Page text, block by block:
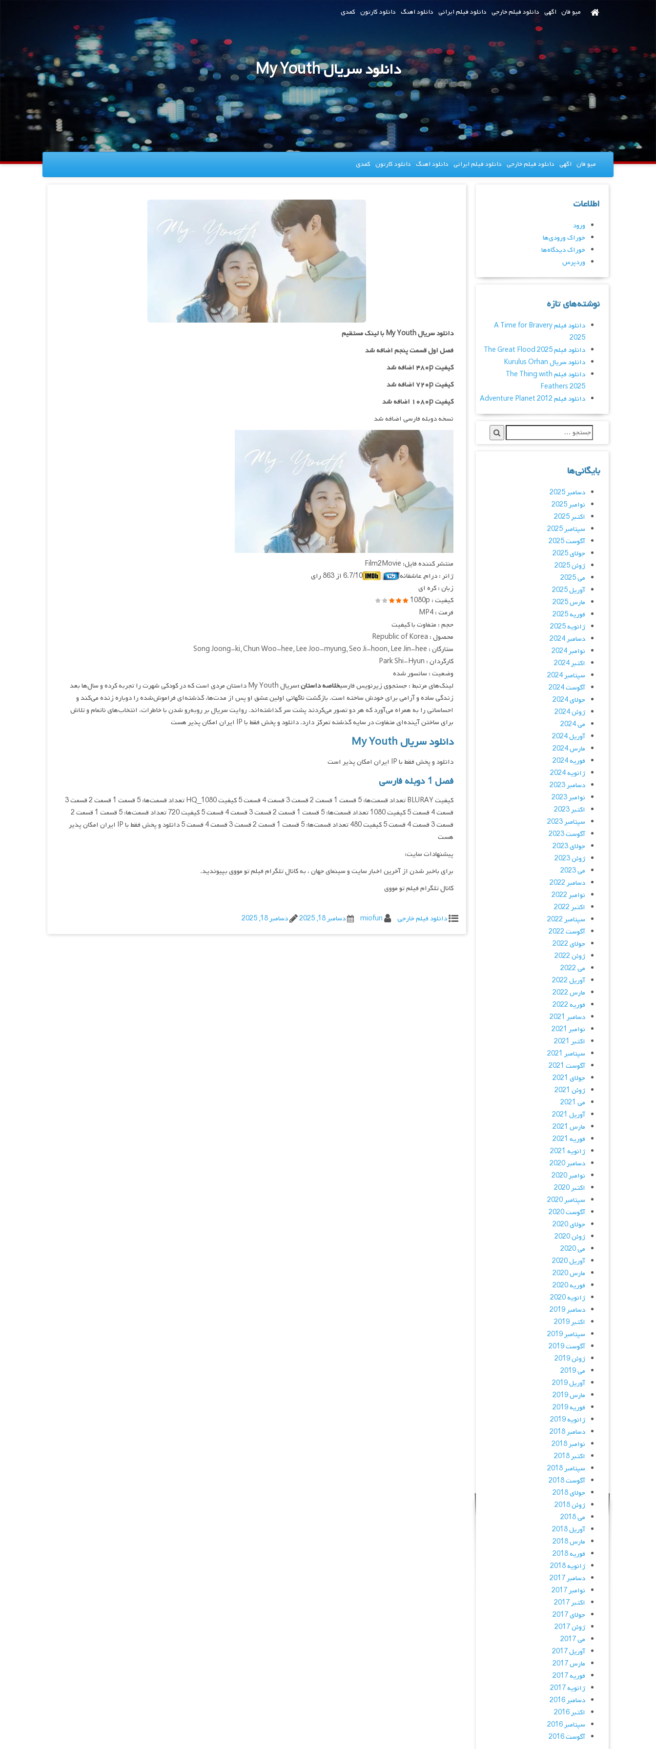
میو فان اگهی دانلود فیلم خارجی دانلود فیلم ایرانی دانلود اهنگ دانلود کارتون کمدی
دانلود سریال My Youth
میو فان اگهی دانلود فیلم خارجی دانلود فیلم ایرانی دانلود اهنگ دانلود کارتون کمدی
دانلود سریال My Youth با لینک مستقیم
فصل اول قسمت پنجم اضافه شد
کیفیت ۴۸۰p اضافه شد
کیفیت ۷۲۰p
اضافه شد
کیفیت ۱۰۸۰p اضافه شد
نسخه دوبله فارسی اضافه شد
منتشر کننده فایل: Film2Movie
ژانر : درام, عاشقانه
6.7/10 از 863 رای
زبان : کره ای
کیفیت : 1080p
فرمت : MP4
حجم : متفاوت با کیفیت
محصول : Republic of Korea
ستارگان : Song Joong-ki, Chun Woo-hee, Lee Joo-myung, Seo Ji-hoon, Lee Jin-hee
کارگردان : Park Shi-Hyun
وضعیت : سانسور شده
لینک‌های مرتبط : جستجوی زیرنویس فارسیخلاصه داستان :
سریال My Youth داستان مردی است که در کودکی شهرت را تجربه کرده و سال‌ها بعد
زندگی ساده و آرامی برای خودش ساخته است. بازگشت ناگهانی اولین عشق او پس از مدت‌ها، گذشته‌ای فراموش‌شده را دوباره زنده می‌کند و
احساساتی را به همراه می‌آورد که هر دو تصور می‌کردند پشت سر گذاشته‌اند. روایت سریال بر روبه‌رو شدن با خاطرات، انتخاب‌های ناتمام و تلاش
برای ساختن آینده‌ای متفاوت در سایه گذشته تمرکز دارد. دانلود و پخش فقط با IP ایران امکان پذیر هست
دانلود سریال My Youth
دانلود و پخش فقط با IP ایران امکان پذیر است
فصل 1 دوبله فارسی
کیفیت BLURAY تعداد قسمت‌ها: 5 قسمت 1 قسمت 2 قسمت 3 قسمت 4 قسمت 5 کیفیت HQ_1080 تعداد قسمت‌ها: 5 قسمت 1 قسمت 2 قسمت 3
قسمت 4 قسمت 5 کیفیت 1080 تعداد قسمت‌ها: 5 قسمت 1 قسمت 2 قسمت 3 قسمت 4 قسمت 5 کیفیت 720 تعداد قسمت‌ها: 5 قسمت 1 قسمت 2
قسمت 3 قسمت 4 قسمت 5 کیفیت 480 تعداد قسمت‌ها: 5 قسمت 1 قسمت 2 قسمت 3 قسمت 4 قسمت 5 دانلود و پخش فقط با IP ایران امکان پذیر
هست
پیشنهادات سایت:
برای باخبر شدن از آخرین اخبار سایت و سینمای جهان ، به کانال تلگرام فیلم تو مووی بپیوندید.
کانال تلگرام فیلم تو مووی
دانلود فیلم خارجی miofun دسامبر 18, 2025 دسامبر 18, 2025
اطلاعات
ورود
خوراک ورودی‌ها
خوراک دیدگاه‌ها
وردپرس
نوشته‌های تازه
دانلود فیلم A Time for Bravery
2025
دانلود فیلم The Great Flood 2025
دانلود سریال Kurulus Orhan
دانلود فیلم The Thing with
Feathers 2025
دانلود فیلم Adventure Planet 2012
بایگانی‌ها
دسامبر 2025
نوامبر 2025
اکتبر 2025
سپتامبر 2025
آگوست 2025
جولای 2025
ژوئن 2025
می 2025
آوریل 2025
مارس 2025
فوریه 2025
ژانویه 2025
دسامبر 2024
نوامبر 2024
اکتبر 2024
سپتامبر 2024
آگوست 2024
جولای 2024
ژوئن 2024
می 2024
آوریل 2024
مارس 2024
فوریه 2024
ژانویه 2024
دسامبر 2023
نوامبر 2023
اکتبر 2023
سپتامبر 2023
آگوست 2023
جولای 2023
ژوئن 2023
می 2023
دسامبر 2022
نوامبر 2022
اکتبر 2022
سپتامبر 2022
آگوست 2022
جولای 2022
ژوئن 2022
می 2022
آوریل 2022
مارس 2022
فوریه 2022
دسامبر 2021
نوامبر 2021
اکتبر 2021
سپتامبر 2021
آگوست 2021
جولای 2021
ژوئن 2021
می 2021
آوریل 2021
مارس 2021
فوریه 2021
ژانویه 2021
دسامبر 2020
نوامبر 2020
اکتبر 2020
سپتامبر 2020
آگوست 2020
جولای 2020
ژوئن 2020
می 2020
آوریل 2020
مارس 2020
فوریه 2020
ژانویه 2020
دسامبر 2019
اکتبر 2019
سپتامبر 2019
آگوست 2019
ژوئن 2019
می 2019
آوریل 2019
مارس 2019
فوریه 2019
ژانویه 2019
دسامبر 2018
نوامبر 2018
اکتبر 2018
سپتامبر 2018
آگوست 2018
جولای 2018
ژوئن 2018
می 2018
آوریل 2018
مارس 2018
فوریه 2018
ژانویه 2018
دسامبر 2017
نوامبر 2017
اکتبر 2017
جولای 2017
ژوئن 2017
می 2017
آوریل 2017
مارس 2017
فوریه 2017
ژانویه 2017
دسامبر 2016
اکتبر 2016
سپتامبر 2016
آگوست 2016